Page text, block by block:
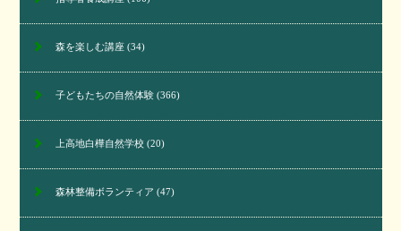
森を楽しむ講座(34)
子どもたちの自然体験(366)
上高地白樺自然学校(20)
森林整備ボランティア (47)